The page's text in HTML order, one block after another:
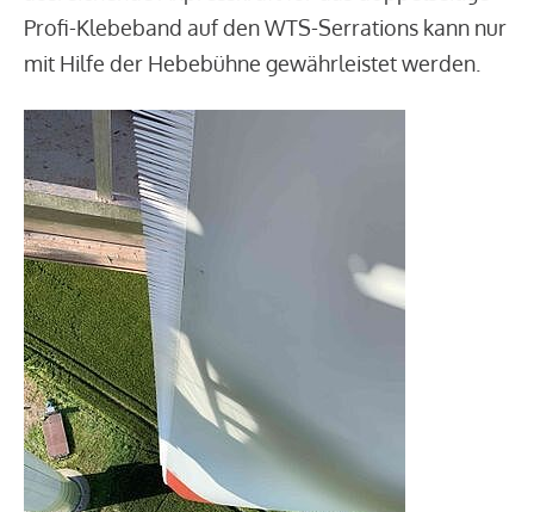
Profi-Klebeband auf den WTS-Serrations kann nur
mit Hilfe der Hebebühne gewährleistet werden.